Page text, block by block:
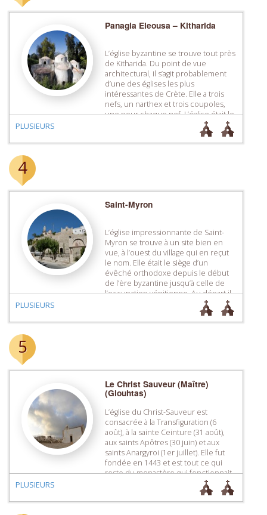
Panagia Eleousa – Kitharida
L’église byzantine se trouve tout près
de Kitharida. Du point de vue
architectural, il s’agit probablement
d’une des églises les plus
intéressantes de Crète. Elle a trois
nefs, un narthex et trois coupoles,
une pour chaque nef. L’église était le
catholicon du monastère qui fut
détruit lors du soulèvement de 1866.
PLUSIEURS
4
Saint-Myron
L’église impressionnante de Saint-
Myron se trouve à un site bien en
vue, à l’ouest du village qui en reçut
le nom. Elle était le siège d’un
évêché orthodoxe depuis le début
de l’ère byzantine jusqu’à celle de
l’occupation vénitienne. Au départ il
paléochrétienne qui, au 11e – 12e
siècle, fut transformée en […]
PLUSIEURS
5
Le Christ Sauveur (Maître)
(Giouhtas)
L’église du Christ-Sauveur est
consacrée à la Transfiguration (6
août), à la sainte Ceinture (31 août),
aux saints Apôtres (30 juin) et aux
saints Anargyroi (1er juillet). Elle fut
fondée en 1443 et est tout ce qui
reste du monastère qui fonctionnait
ici tout au long de l’occupation
vénitienne. Un grand nombre de
visiteurs se […]
PLUSIEURS